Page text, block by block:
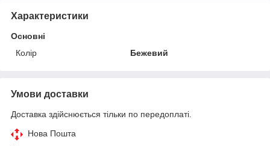
Характеристики
Основні
Колір
Бежевий
Умови доставки
Доставка здійснюється тільки по передоплаті.
Нова Пошта